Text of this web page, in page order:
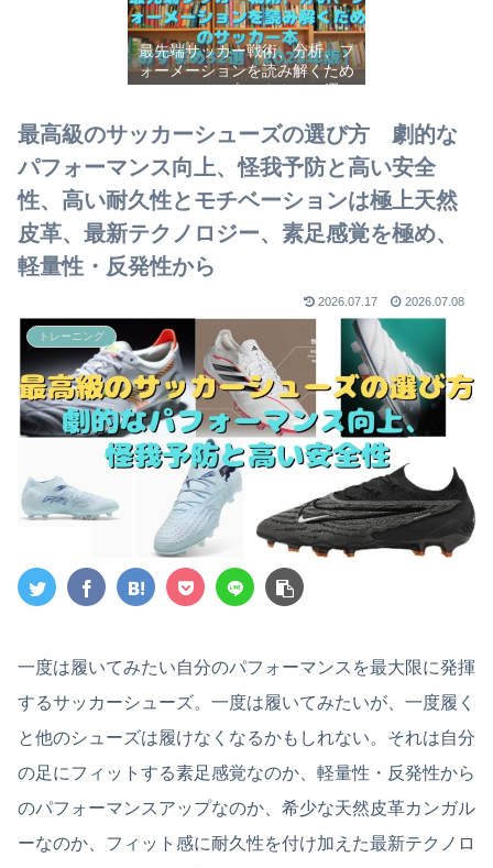
選
最先端サッカー戦術、分析、フ
ォーメーションを読み解くため
のサッカー本おすすめ32選
最高級のサッカーシューズの選び方 劇的な
パフォーマンス向上、怪我予防と高い安全
性、高い耐久性とモチベーションは極上天然
皮革、最新テクノロジー、素足感覚を極め、
軽量性・反発性から
2026.07.17 2026.07.08
トレーニング
一度は履いてみたい自分のパフォーマンスを最大限に発揮
するサッカーシューズ。一度は履いてみたいが、一度履く
と他のシューズは履けなくなるかもしれない。それは自分
の足にフィットする素足感覚なのか、軽量性・反発性から
のパフォーマンスアップなのか、希少な天然皮革カンガル
ーなのか、フィット感に耐久性を付け加えた最新テクノロ